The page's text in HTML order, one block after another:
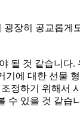
장히 공교롭
될 것 같습니
기에 대한 선물
정하기 위해서
수 있을 것 같습